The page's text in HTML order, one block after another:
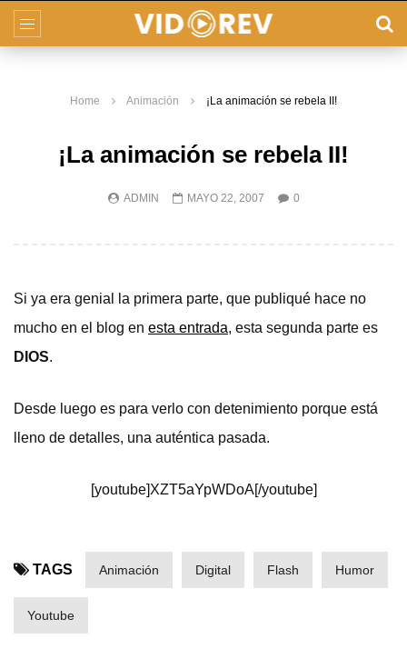
Home Animación ¡La animación se rebela II!
¡La animación se rebela II!
ADMIN MAYO 22, 2007 0
Si ya era genial la primera parte, que publiqué hace no
mucho en el blog en esta entrada, esta segunda parte es
DIOS.
Desde luego es para verlo con detenimiento porque está
lleno de detalles, una auténtica pasada.
[youtube]XZT5aYpWDoA[/youtube]
TAGS Animación Digital Flash Humor
Youtube